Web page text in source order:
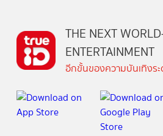
THE NEXT
ENTERTAINMENT
อีกขั้นของความบันเทิงร